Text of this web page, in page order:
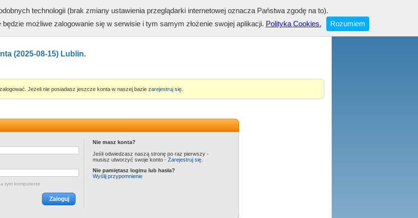
(2025-08-15) Lublin.
Jeżeli nie posiadasz jeszcze konta w naszej bazie zarejestruj się
tym komputerze
Nie masz konta?
Jeśli odwiedzasz naszą stronę po raz pierwszy -
musisz utworzyć swoje konto - Zarejestruj się
Nie pamiętasz loginu lub hasła?
Wyślij przypomnienie
technologii (brak zmiany ustawienia przeglądarki internetowej oznacza Państwa zgodę na to).
możliwe zalogowanie się w serwisie i tym samym złożenie swojej aplikacji. Polityka Cookies. Rozumiem